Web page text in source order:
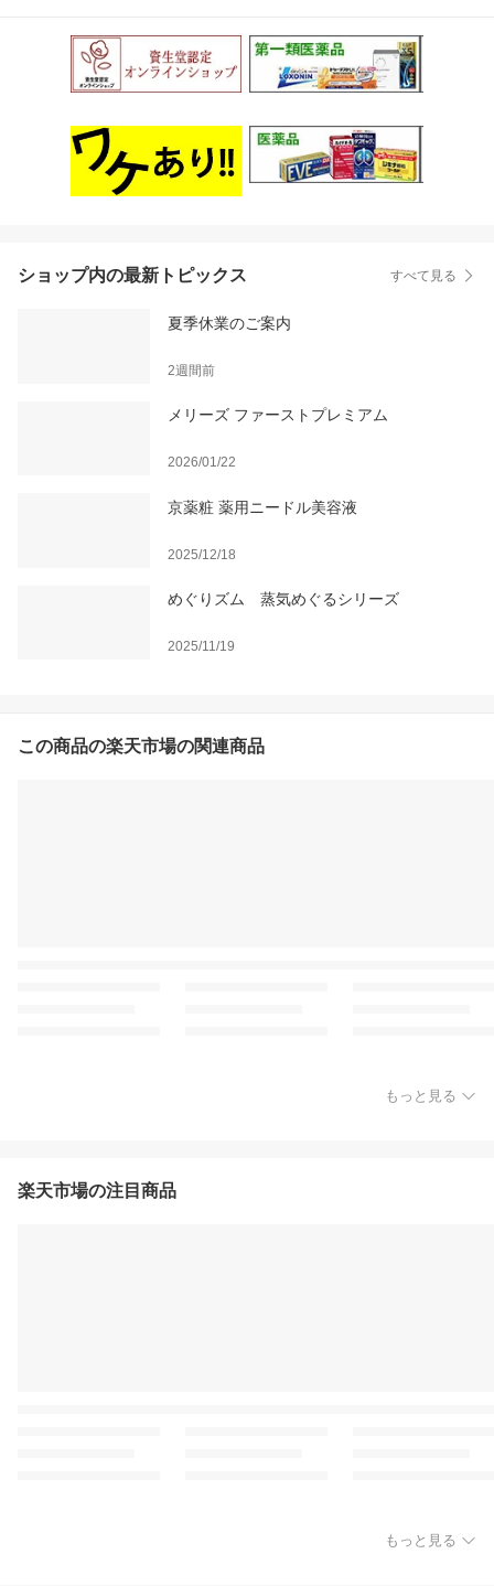
ショップ内の最新トピックス すべて見る
夏季休業のご案内
2週間前
メリーズ ファーストプレミアム
2026/01/22
京薬粧 薬用ニードル美容液
2025/12/18
めぐりズム 蒸気めぐるシリーズ
2025/11/19
この商品の楽天市場の関連商品
もっと見る
楽天市場の注目商品
もっと見る